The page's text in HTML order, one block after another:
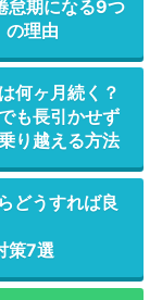
怠期になる9つ
の理由
何ヶ月続く？
も長引かせず
り越える方法
どうすれば良
策7選